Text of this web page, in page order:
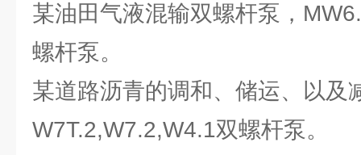
某油田气液混输双螺杆泵，
螺杆泵。
某道路沥青的调和、储运、以及
W7T.2,W7.2,W4.1双螺杆泵。